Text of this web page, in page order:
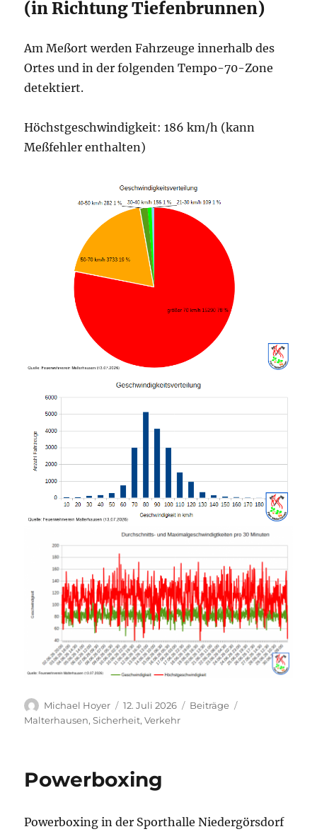
(in Richtung Tiefenbrunnen)
Am Meßort werden Fahrzeuge innerhalb des
Ortes und in der folgenden Tempo-70-Zone
detektiert.
Höchstgeschwindigkeit: 186 km/h (kann
Meßfehler enthalten)
Autor
Michael Hoyer
Veröffentlicht
am
12. Juli 2026 Kategorien
Beiträge
Malterhausen,Sicherheit,Verkehr
Powerboxing
Powerboxing in der Sporthalle Niedergörsdorf